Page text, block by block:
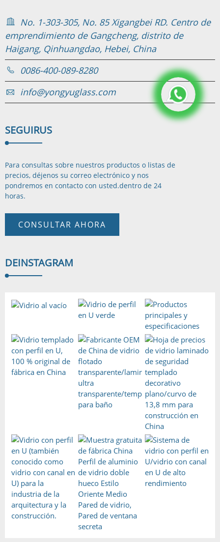
No. 1-303-305, No. 85 Xigangbei RD. Centro de
emprendimiento de Gangcheng, distrito de
Haigang, Qinhuangdao, Hebei, China
0086-400-089-8280
info@yongyuglass.com
SEGUIRUS
Para consultas sobre nuestros productos o listas de
precios, déjenos su correo electrónico y nos
pondremos en contacto con usted.dentro de 24
horas.
CONSULTAR AHORA
DEINSTAGRAM